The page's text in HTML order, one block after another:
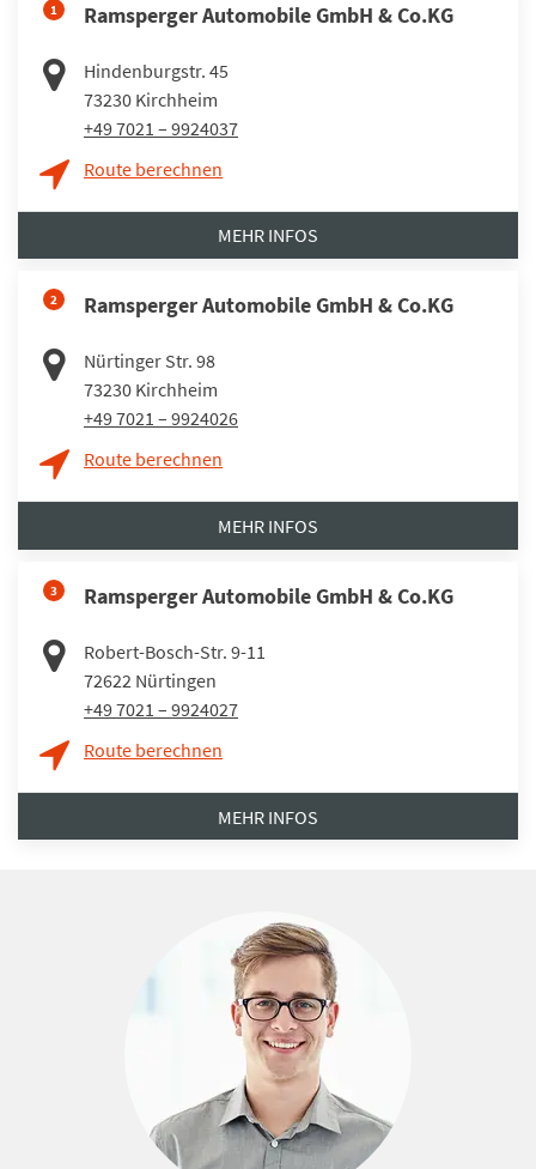
1 Ramsperger Automobile GmbH & Co.KG
Hindenburgstr. 45
73230 Kirchheim
+49 7021 – 9924037
Route berechnen
MEHR INFOS
2 Ramsperger Automobile GmbH & Co.KG
Nürtinger Str. 98
73230 Kirchheim
+49 7021 – 9924026
Route berechnen
MEHR INFOS
3 Ramsperger Automobile GmbH & Co.KG
Robert-Bosch-Str. 9-11
72622 Nürtingen
+49 7021 – 9924027
Route berechnen
MEHR INFOS